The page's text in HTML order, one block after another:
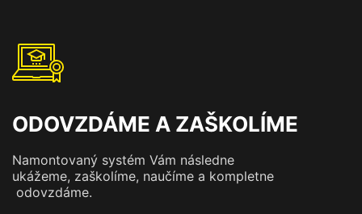
ODOVZDÁME A ZAŠKOLÍME
Namontovaný systém Vám následne
ukážeme, zaškolíme, naučíme a kompletne
odovzdáme.